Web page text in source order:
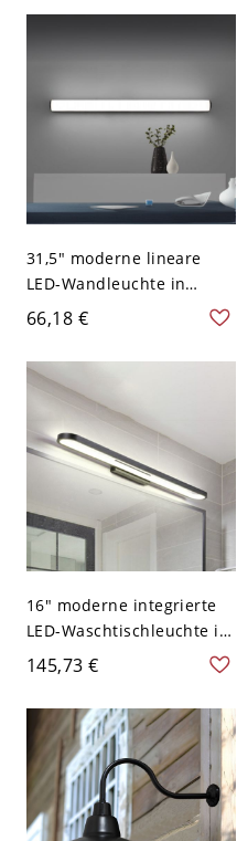
oder Gäste-WC, 110–120 V
31,5" moderne lineare
LED-Wandleuchte in
schwarzem Metall mit
weißem Licht für
Waschtisch, Bad, Flur oder
Spiegelbeleuchtung
66,18 €
16" moderne integrierte
LED-Waschtischleuchte in
Schwarz, wandmontierte
Metall-Spiegelleuchte mit
Schirm für Bad oder
Gäste-WC, 110V–120V
145,73 €